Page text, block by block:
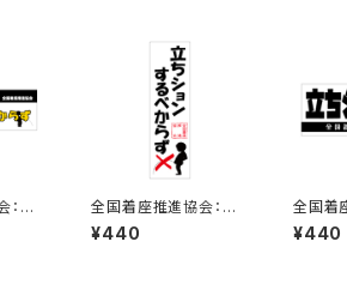
：立
ずス
全国着座推進協会：立
ちションするべからずス
テッカー 7B
¥440
全国着
ちショ
6C
¥440